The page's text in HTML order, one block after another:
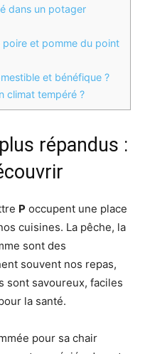
dans un potager
poire et pomme du point
et bénéfique ?
climat tempéré ?
répandus :
P occupent une place
cuisines. La pêche, la
sont des
souvent nos repas,
sont savoureux, faciles
la santé.
pour sa chair